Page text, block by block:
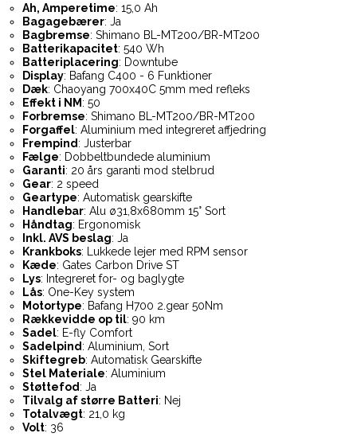
Ah, Amperetime: 15,0 Ah
Bagagebærer: Ja
Bagbremse: Shimano BL-MT200/BR-MT200
Batterikapacitet: 540 Wh
Batteriplacering: Downtube
Display: Bafang C400 - 6 Funktioner
Dæk: Chaoyang 700x40C 5mm med refleks
Effekt i NM : 50
Forbremse: Shimano BL-MT200/BR-MT200
Forgaffel: Aluminium med integreret affjedring
Frempind: Justerbar
Fælge: Dobbeltbundede aluminium
Garanti: 20 års garanti mod stelbrud
Gear: 2 speed
Geartype: Automatisk gearskifte
Handlebar: Alu ø31,8x680mm 15° Sort
Håndtag: Ergonomisk
Inkl. AVS beslag: Ja
Krankboks: Lukkede lejer med RPM sensor
Kæde: Gates Carbon Drive ST
Lys: Integreret for- og baglygte
Lås: One-Key system
Motortype: Bafang H700 2.gear 50Nm
Rækkevidde op til: 90 km
Sadel: E-fly Comfort
Sadelpind: Aluminium, Sort
Skiftegreb: Automatisk Gearskifte
Stel Materiale: Aluminium
Støttefod: Ja
Tilvalg af større Batteri: Nej
Totalvægt: 21,0 kg
Volt: 36